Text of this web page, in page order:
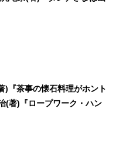
)『茶事の懐石料理がホント
(著)『ロープワーク・ハン